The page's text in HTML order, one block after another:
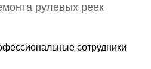
рулевых реек